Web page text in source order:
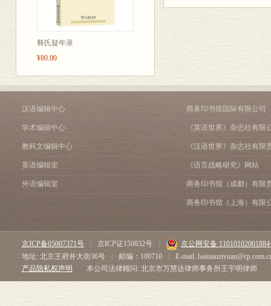
释氏疑年录
¥80.00
余 论
参考文献
种历史感迫使
统”首先“涉及
秩序”，这种
中国文学发展
有着天然的规
中的一种变更
编。文学传统
既是对中国文
儿童文学在西
提出20 世纪之
汉语编辑中心
学术编辑中心
教科文编辑中心
英语编辑室
外语编辑室
商务印书馆国际有限公司
《英语世界》杂志社有限
《汉语世界》杂志社有限
《语言战略研究》网站
商务印书馆（成都）有限
商务印书馆（上海）有限
京ICP备05007371号 京ICP证150832号
京公网安备
地址: 北京王府井大街36号
邮编：100710
E-mail:
产品隐私权声明
本公司法律顾问: 北京市万慧达律师事务所王宇明律师